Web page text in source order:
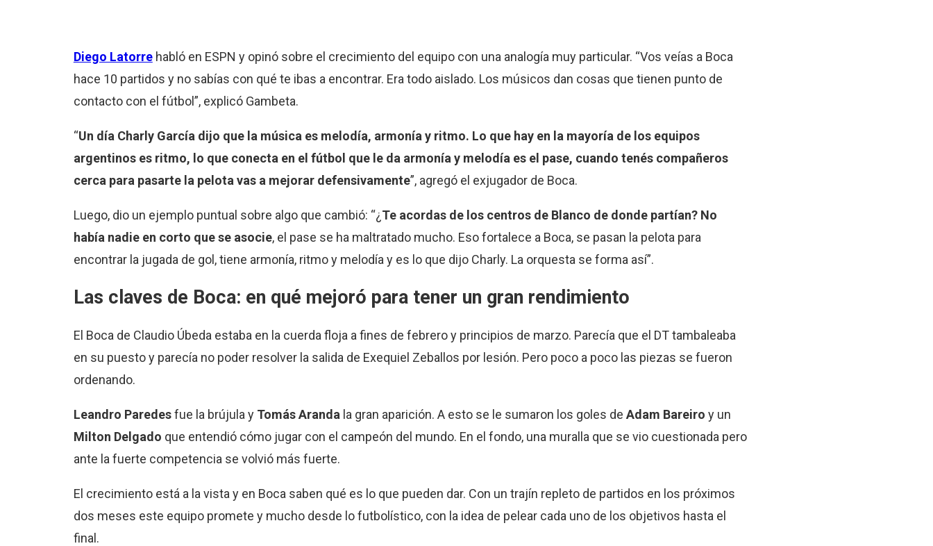
Diego Latorrehabló en ESPN y opinó sobre el crecimiento del equipo con una analogía muy particular. “Vos veías a Boca
hace 10 partidos y no sabías con qué te ibas a encontrar. Era todo aislado. Los músicos dan cosas que tienen punto de
contacto con el fútbol”, explicó Gambeta.
“Un día Charly García dijo que la música es melodía, armonía y ritmo. Lo que hay en la mayoría de los equipos
argentinos es ritmo, lo que conecta en el fútbol que le da armonía y melodía es el pase, cuando tenés compañeros
cerca para pasarte la pelota vas a mejorar defensivamente”, agregó el exjugador de Boca.
Luego, dio un ejemplo puntual sobre algo que cambió: “¿Te acordas de los centros de Blanco de donde partían? No
había nadie en corto que se asocie, el pase se ha maltratado mucho. Eso fortalece a Boca, se pasan la pelota para
encontrar la jugada de gol, tiene armonía, ritmo y melodía y es lo que dijo Charly. La orquesta se forma así”.
Las claves de Boca: en qué mejoró para tener un gran rendimiento
El Boca de Claudio Úbeda estaba en la cuerda floja a fines de febrero y principios de marzo. Parecía que el DT tambaleaba
en su puesto y parecía no poder resolver la salida de Exequiel Zeballos por lesión. Pero poco a poco las piezas se fueron
ordenando.
Leandro Paredesfue la brújula y Tomás Aranda la gran aparición. A esto se le sumaron los goles de Adam Bareiro y un
Milton Delgado que entendió cómo jugar con el campeón del mundo. En el fondo, una muralla que se vio cuestionada pero
ante la fuerte competencia se volvió más fuerte.
El crecimiento está a la vista y en Boca saben qué es lo que pueden dar. Con un trajín repleto de partidos en los próximos
dos meses este equipo promete y mucho desde lo futbolístico, con la idea de pelear cada uno de los objetivos hasta el
final.